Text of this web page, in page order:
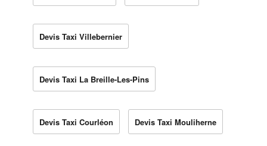
Devis Taxi Villebernier
Devis Taxi La Breille-Les-Pins
Devis Taxi Courléon Devis Taxi Mouliherne